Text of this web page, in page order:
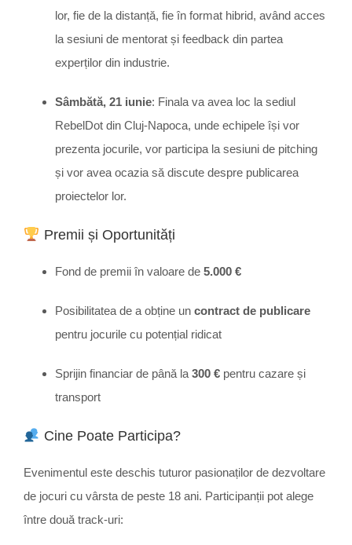
lor, fie de la distanță, fie în format hibrid, având acces
la sesiuni de mentorat și feedback din partea
experților din industrie.
Sâmbătă, 21 iunie: Finala va avea loc la sediul
RebelDot din Cluj-Napoca, unde echipele își vor
prezenta jocurile, vor participa la sesiuni de pitching
și vor avea ocazia să discute despre publicarea
proiectelor lor.
Premii și Oportunități
Fond de premii în valoare de 5.000 €
Posibilitatea de a obține un contract de publicare
pentru jocurile cu potențial ridicat
Sprijin financiar de până la 300 € pentru cazare și
transport
Cine Poate Participa?
Evenimentul este deschis tuturor pasionaților de dezvoltare
de jocuri cu vârsta de peste 18 ani. Participanții pot alege
între două track-uri: